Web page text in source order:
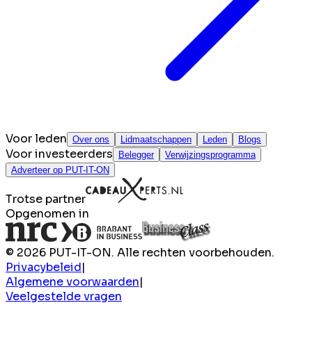
Voor leden Over ons Lidmaatschappen Leden Blogs
Voor investeerders Belegger
Verwijzingsprogramma
Adverteer op PUT-IT-ON
Trotse partner
Opgenomen in
© 2026 PUT-IT-ON. Alle rechten voorbehouden.
Privacybeleid|
Algemene voorwaarden|
Veelgestelde vragen